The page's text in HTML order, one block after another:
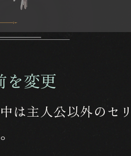
を変更
は主人公以外のセ